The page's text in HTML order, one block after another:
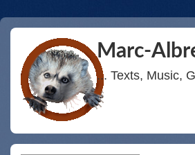
Marc-
... Texts, Music,